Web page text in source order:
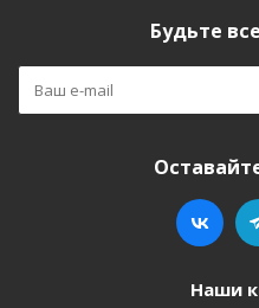
Будьте
Наши